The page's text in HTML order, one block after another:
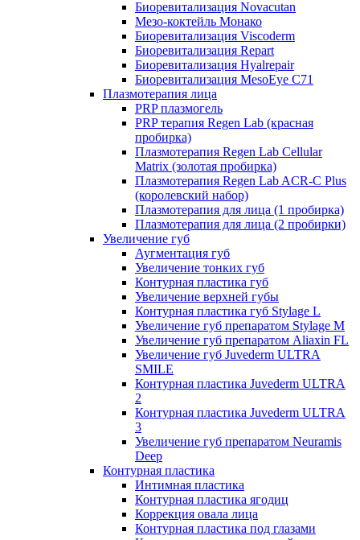
Биоревитализация Novacutan
Мезо-коктейль Монако
Биоревитализация Viscoderm
Биоревитализация Repart
Биоревитализация Hyalrepair
Биоревитализация MesoEye C71
Плазмотерапия лица
PRP плазмогель
PRP терапия Regen Lab (красная
пробирка)
Плазмотерапия Regen Lab Cellular
Matrix (золотая пробирка)
Плазмотерапия Regen Lab ACR-C Plus
(королевский набор)
Плазмотерапия для лица (1 пробирка)
Плазмотерапия для лица (2 пробирки)
Увеличение губ
Аугментация губ
Увеличение тонких губ
Контурная пластика губ
Увеличение верхней губы
Контурная пластика губ Stylage L
Увеличение губ препаратом Stylage M
Увеличение губ препаратом Aliaxin FL
Увеличение губ Juvederm ULTRA
SMILE
Контурная пластика Juvederm ULTRA
2
Контурная пластика Juvederm ULTRA
3
Увеличение губ препаратом Neuramis
Deep
Контурная пластика
Интимная пластика
Контурная пластика ягодиц
Коррекция овала лица
Контурная пластика под глазами